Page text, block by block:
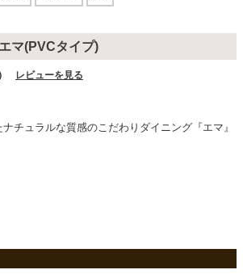
ブル・セット
マ(PVCタイプ)
レビューを見る
チュラルな質感のこだわりダイニング『エマ』